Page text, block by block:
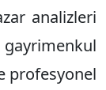
analizleri
profesyonel